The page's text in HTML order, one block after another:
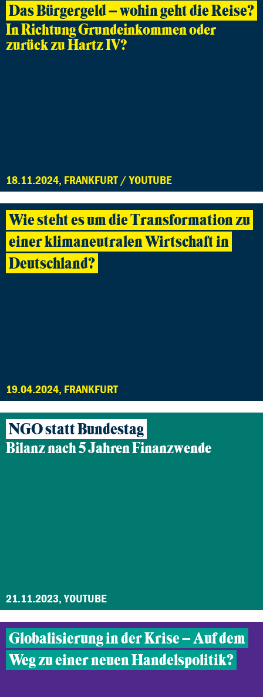
Das Bürgergeld – wohin geht die Reise?
In Richtung Grundeinkommen oder
zurück zu Hartz IV?
18.11.2024, FRANKFURT / YOUTUBE
Wie steht es um die Transformation zu
einer klimaneutralen Wirtschaft in
Deutschland?
19.04.2024, FRANKFURT
NGO statt Bundestag
Bilanz nach 5 Jahren Finanzwende
21.11.2023, YOUTUBE
Globalisierung in der Krise – Auf dem
Weg zu einer neuen Handelspolitik?